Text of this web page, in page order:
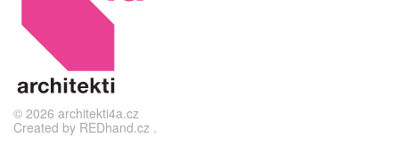
© 2026 architekti4a.cz
Created by REDhand.cz .